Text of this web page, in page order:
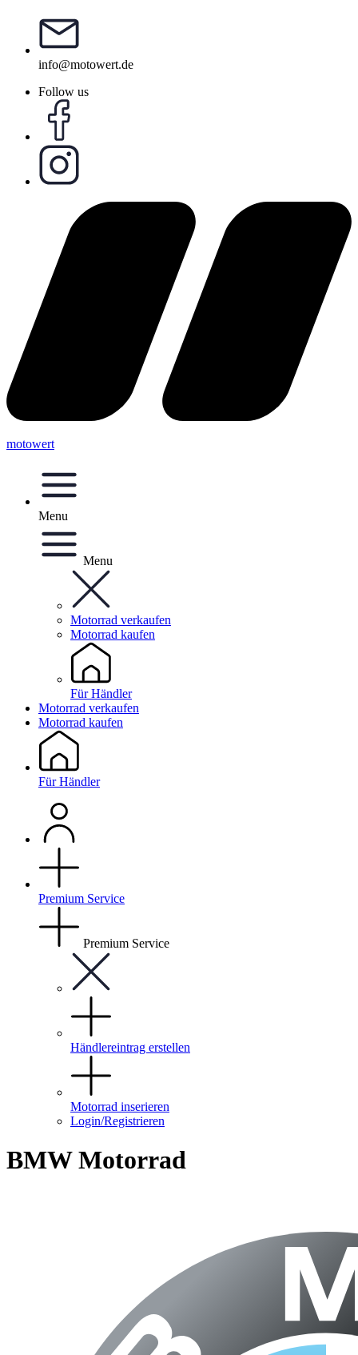
info@motowert.de
Follow us
motowert
Menu
Menu
Motorrad verkaufen
Motorrad kaufen
Für Händler
Motorrad verkaufen
Motorrad kaufen
Für Händler
Premium Service
Premium Service
Händlereintrag erstellen
Motorrad inserieren
Login/Registrieren
BMW Motorrad